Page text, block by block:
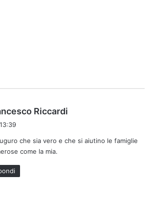
Riccardi
e
che sia vero e che si aiutino le famiglie
come la mia.